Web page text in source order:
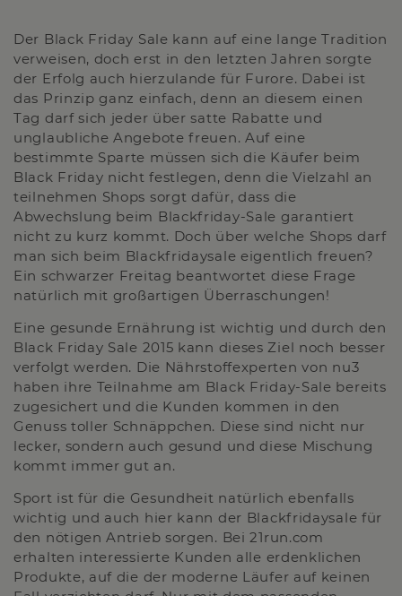
Der Black Friday Sale kann auf eine lange Tradition
verweisen, doch erst in den letzten Jahren sorgte
der Erfolg auch hierzulande für Furore. Dabei ist
das Prinzip ganz einfach, denn an diesem einen
Tag darf sich jeder über satte Rabatte und
unglaubliche Angebote freuen. Auf eine
bestimmte Sparte müssen sich die Käufer beim
Black Friday nicht festlegen, denn die Vielzahl an
teilnehmen Shops sorgt dafür, dass die
Abwechslung beim Blackfriday-Sale garantiert
nicht zu kurz kommt. Doch über welche Shops darf
man sich beim Blackfridaysale eigentlich freuen?
Ein schwarzer Freitag beantwortet diese Frage
natürlich mit großartigen Überraschungen!
Eine gesunde Ernährung ist wichtig und durch den
Black Friday Sale 2015 kann dieses Ziel noch besser
verfolgt werden. Die Nährstoffexperten von nu3
haben ihre Teilnahme am Black Friday-Sale bereits
zugesichert und die Kunden kommen in den
Genuss toller Schnäppchen. Diese sind nicht nur
lecker, sondern auch gesund und diese Mischung
kommt immer gut an.
Sport ist für die Gesundheit natürlich ebenfalls
wichtig und auch hier kann der Blackfridaysale für
den nötigen Antrieb sorgen. Bei 21run.com
erhalten interessierte Kunden alle erdenklichen
Produkte, auf die der moderne Läufer auf keinen